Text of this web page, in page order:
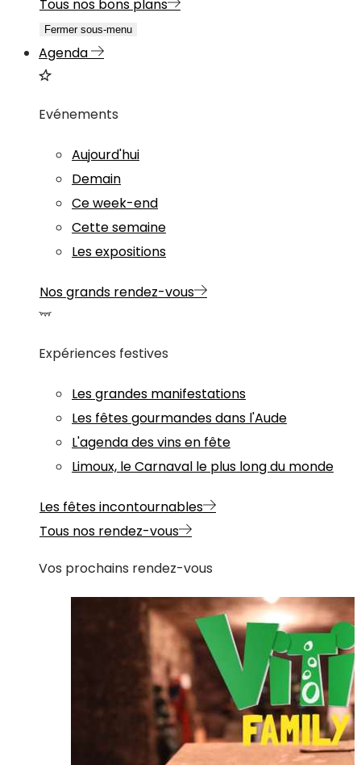
Tous nos bons plans
Fermer sous-menu
Agenda
Evénements
Aujourd'hui
Demain
Ce week-end
Cette semaine
Les expositions
Nos grands rendez-vous
Expériences festives
Les grandes manifestations
Les fêtes gourmandes dans l'Aude
L'agenda des vins en fête
Limoux, le Carnaval le plus long du monde
Les fêtes incontournables
Tous nos rendez-vous
Vos prochains rendez-vous